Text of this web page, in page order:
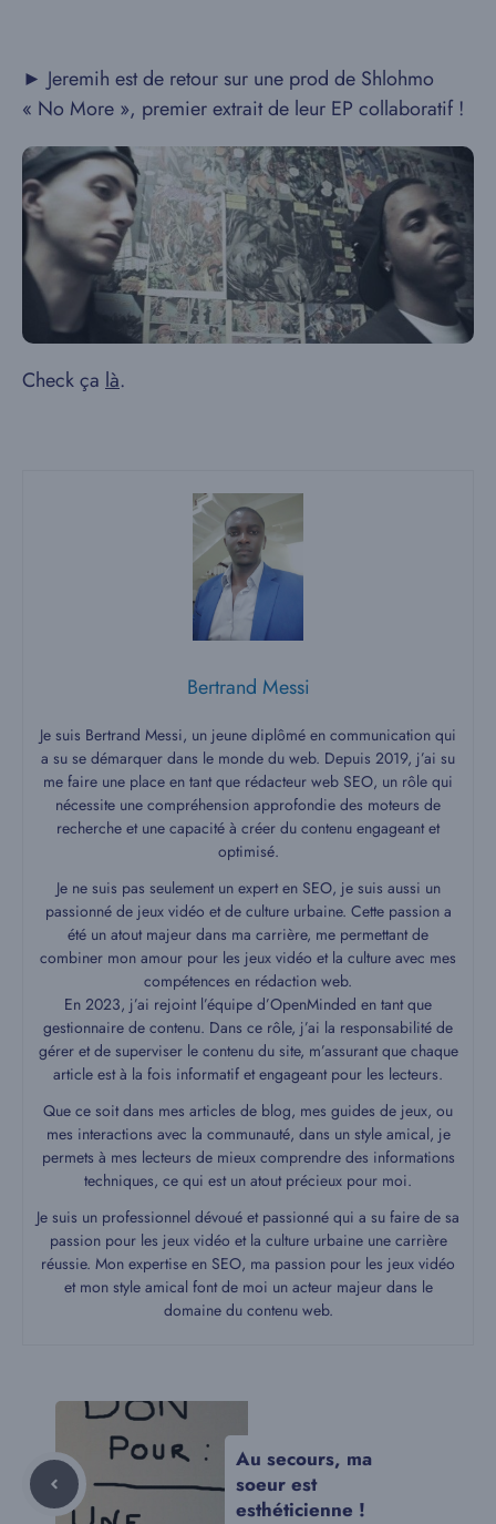
► Jeremih est de retour sur une prod de Shlohmo
« No More », premier extrait de leur EP collaboratif !
Check ça là.
Bertrand Messi
Je suis Bertrand Messi, un jeune diplômé en communication qui
a su se démarquer dans le monde du web. Depuis 2019, j’ai su
me faire une place en tant que rédacteur web SEO, un rôle qui
nécessite une compréhension approfondie des moteurs de
recherche et une capacité à créer du contenu engageant et
optimisé.
Je ne suis pas seulement un expert en SEO, je suis aussi un
passionné de jeux vidéo et de culture urbaine. Cette passion a
été un atout majeur dans ma carrière, me permettant de
combiner mon amour pour les jeux vidéo et la culture avec mes
compétences en rédaction web.
En 2023, j’ai rejoint l’équipe d’OpenMinded en tant que
gestionnaire de contenu. Dans ce rôle, j’ai la responsabilité de
gérer et de superviser le contenu du site, m’assurant que chaque
article est à la fois informatif et engageant pour les lecteurs.
Que ce soit dans mes articles de blog, mes guides de jeux, ou
mes interactions avec la communauté, dans un style amical, je
permets à mes lecteurs de mieux comprendre des informations
techniques, ce qui est un atout précieux pour moi.
Je suis un professionnel dévoué et passionné qui a su faire de sa
passion pour les jeux vidéo et la culture urbaine une carrière
réussie. Mon expertise en SEO, ma passion pour les jeux vidéo
et mon style amical font de moi un acteur majeur dans le
domaine du contenu web.
Au secours, ma
soeur est
esthéticienne !